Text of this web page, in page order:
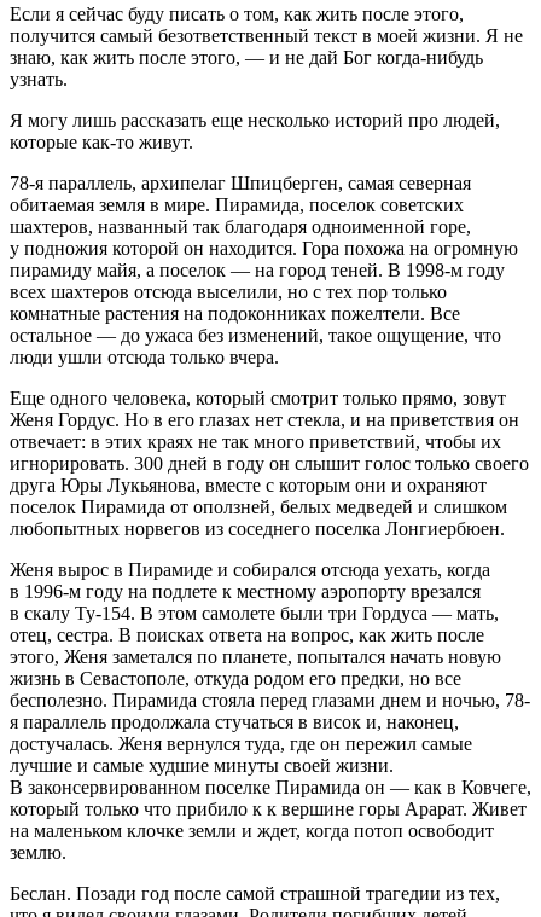
Если я сейчас буду писать о том, как жить после этого,
получится самый безответственный текст в моей жизни. Я не
знаю, как жить после этого, — и не дай Бог когда-нибудь
узнать.
Я могу лишь рассказать еще несколько историй про людей,
которые как-то живут.
78-я параллель, архипелаг Шпицберген, самая северная
обитаемая земля в мире. Пирамида, поселок советских
шахтеров, названный так благодаря одноименной горе,
у подножия которой он находится. Гора похожа на огромную
пирамиду майя, а поселок — на город теней. В 1998-м году
всех шахтеров отсюда выселили, но с тех пор только
комнатные растения на подоконниках пожелтели. Все
остальное — до ужаса без изменений, такое ощущение, что
люди ушли отсюда только вчера.
Еще одного человека, который смотрит только прямо, зовут
Женя Гордус. Но в его глазах нет стекла, и на приветствия он
отвечает: в этих краях не так много приветствий, чтобы их
игнорировать. 300 дней в году он слышит голос только своего
друга Юры Лукьянова, вместе с которым они и охраняют
поселок Пирамида от оползней, белых медведей и слишком
любопытных норвегов из соседнего поселка Лонгиербюен.
Женя вырос в Пирамиде и собирался отсюда уехать, когда
в 1996-м году на подлете к местному аэропорту врезался
в скалу Ту-154. В этом самолете были три Гордуса — мать,
отец, сестра. В поисках ответа на вопрос, как жить после
этого, Женя заметался по планете, попытался начать новую
жизнь в Севастополе, откуда родом его предки, но все
бесполезно. Пирамида стояла перед глазами днем и ночью, 78-
я параллель продолжала стучаться в висок и, наконец,
достучалась. Женя вернулся туда, где он пережил самые
лучшие и самые худшие минуты своей жизни.
В законсервированном поселке Пирамида он — как в Ковчеге,
который только что прибило к к вершине горы Арарат. Живет
на маленьком клочке земли и ждет, когда потоп освободит
землю.
Беслан. Позади год после самой страшной трагедии из тех,